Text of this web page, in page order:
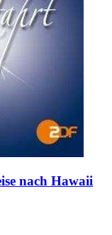
nach Hawaii